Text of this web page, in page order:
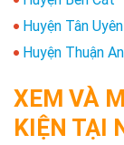
Huyện Tân Uyên
Huyện Thuận An
XEM VÀ
KIỆN TẠI